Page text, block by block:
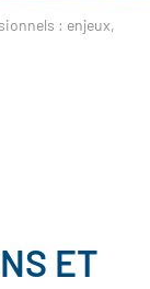
: enjeux,
ET